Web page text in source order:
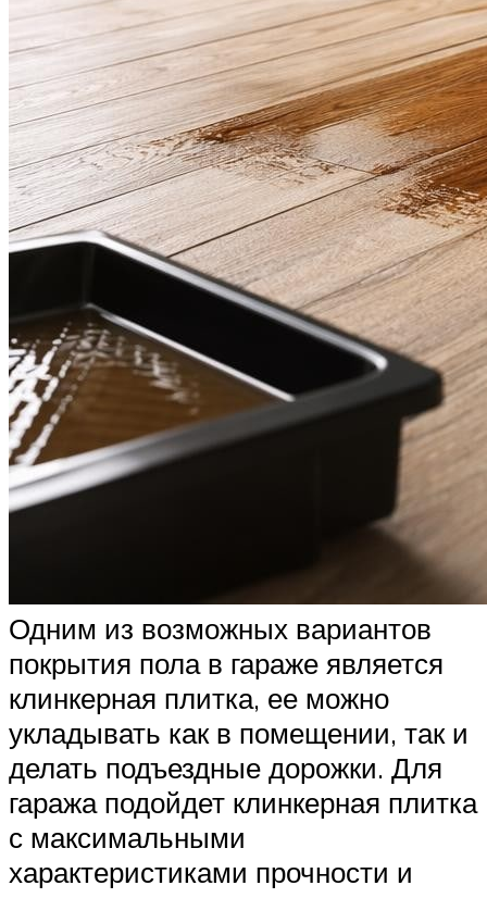
Одним из возможных вариантов
покрытия пола в гараже является
клинкерная плитка, ее можно
укладывать как в помещении, так и
делать подъездные дорожки. Для
гаража подойдет клинкерная плитка
с максимальными
характеристиками прочности и